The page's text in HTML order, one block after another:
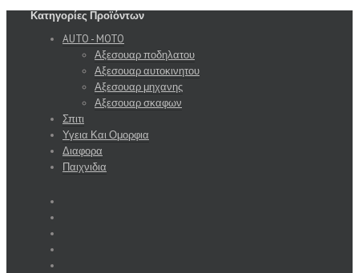
Κατηγορίες Προϊόντων
AUTO - MOTO
Αξεσουαρ ποδηλατου
Αξεσουαρ αυτοκινητου
Αξεσουαρ μηχανης
Αξεσουαρ σκαφων
Σπιτι
Υγεια Και Ομορφια
Διαφορα
Παιχνιδια